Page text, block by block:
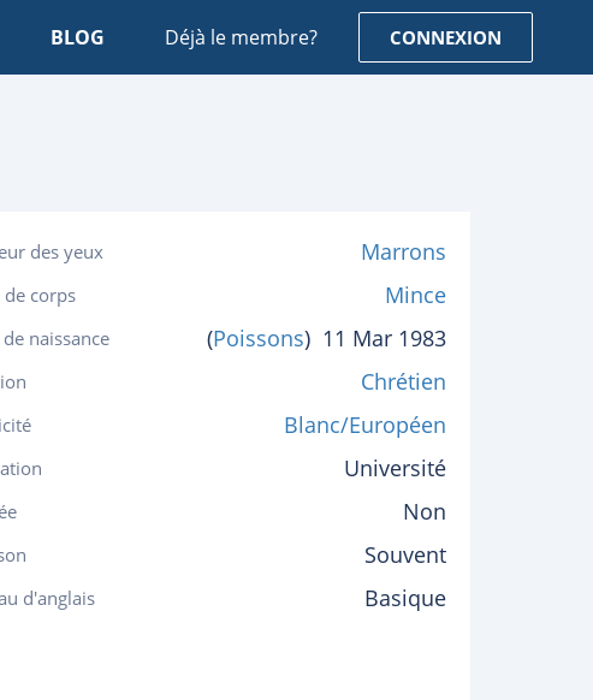
BLOG Déjà le membre? CONNEXION
des yeux Marrons
de corps Mince
naissance (Poissons) 11 Mar 1983
Chrétien
Blanc/Européen
Université
Non
Souvent
d'anglais Basique